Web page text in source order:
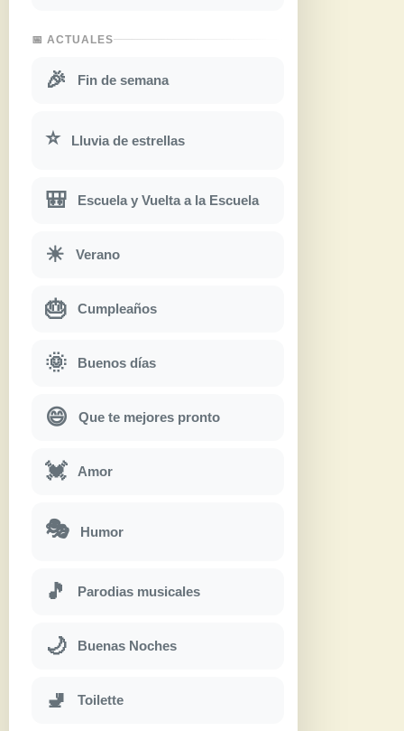
📅 ACTUALES
🎉 Fin de semana
⭐ Lluvia de estrellas
🎒 Escuela y Vuelta a la Escuela
☀ Verano
🎂 Cumpleaños
🌞 Buenos días
😄 Que te mejores pronto
💓 Amor
🎭 Humor
🎵 Parodias musicales
🌙 Buenas Noches
🚽 Toilette